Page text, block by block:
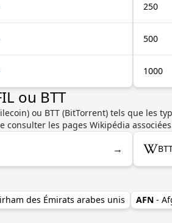
250
500
1000
ou BTT
ou BTT (BitTorrent) tels que les
consulter les pages Wikipédia
→
des Émirats arabes unis AFN -